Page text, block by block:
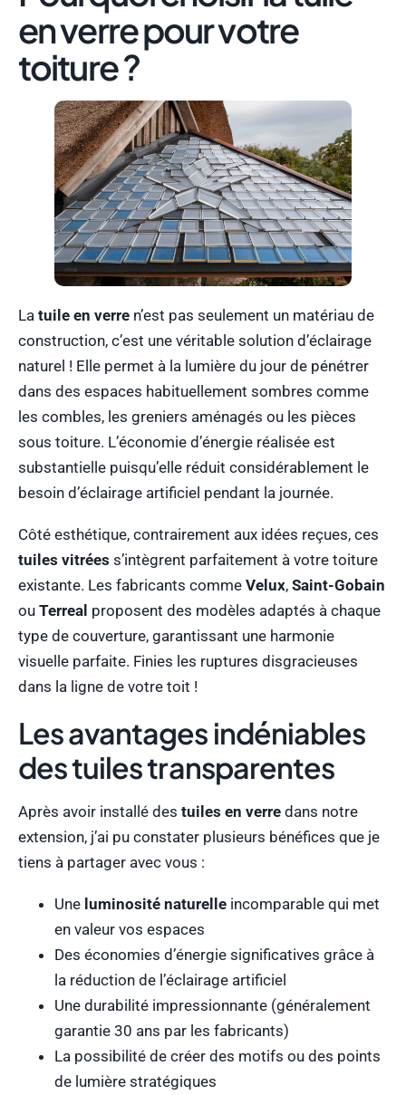
en verre pour votre
toiture ?
La tuile en verre n’est pas seulement un matériau de
construction, c’est une véritable solution d’éclairage
naturel ! Elle permet à la lumière du jour de pénétrer
dans des espaces habituellement sombres comme
les combles, les greniers aménagés ou les pièces
sous toiture. L’économie d’énergie réalisée est
substantielle puisqu’elle réduit considérablement le
besoin d’éclairage artificiel pendant la journée.
Côté esthétique, contrairement aux idées reçues, ces
tuiles vitrées s’intègrent parfaitement à votre toiture
existante. Les fabricants comme Velux, Saint-Gobain
ou Terreal proposent des modèles adaptés à chaque
type de couverture, garantissant une harmonie
visuelle parfaite. Finies les ruptures disgracieuses
dans la ligne de votre toit !
Les avantages indéniables
des tuiles transparentes
Après avoir installé des tuiles en verre dans notre
extension, j’ai pu constater plusieurs bénéfices que je
tiens à partager avec vous :
Une luminosité naturelle incomparable qui met
en valeur vos espaces
Des économies d’énergie significatives grâce à
la réduction de l’éclairage artificiel
Une durabilité impressionnante (généralement
garantie 30 ans par les fabricants)
La possibilité de créer des motifs ou des points
de lumière stratégiques